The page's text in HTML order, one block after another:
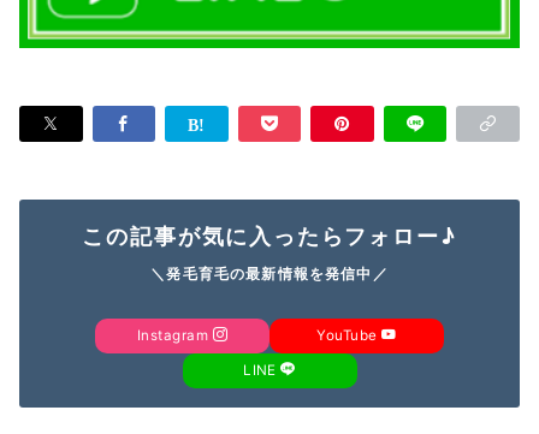
この記事が気に入ったらフォロー♪
＼発毛育毛の最新情報を発信中／
Instagram YouTube
LINE